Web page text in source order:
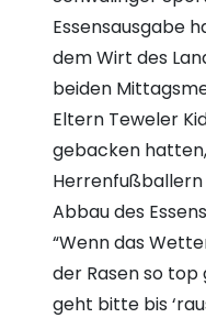
Essensausgabe
dem Wirt des
beiden
Eltern Teweler
gebacken
Herrenfußballern
Abbau des
“Wenn das
der Rasen so
geht bitte bis